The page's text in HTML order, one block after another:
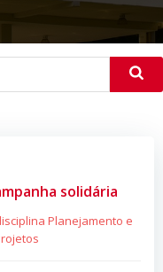
solidária
Planejamento e